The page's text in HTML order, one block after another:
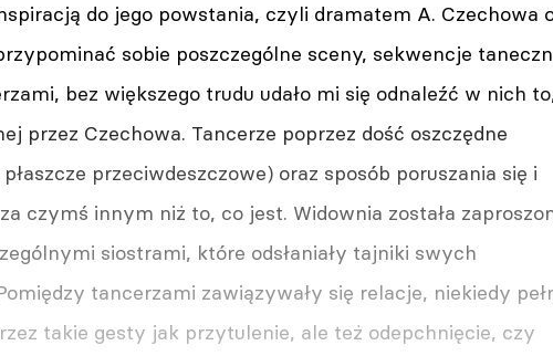
do jego powstania, czyli dramatem A. Czechowa
sobie poszczególne sceny, sekwencje
bez większego trudu udało mi się odnaleźć w nich
przez Czechowa. Tancerze poprzez dość oszczędne
przeciwdeszczowe) oraz sposób poruszania się i
czymś innym niż to, co jest. Widownia została
siostrami, które odsłaniały tajniki swych
tancerzami zawiązywały się relacje, niekiedy
takie gesty jak przytulenie, ale też odepchnięcie, czy